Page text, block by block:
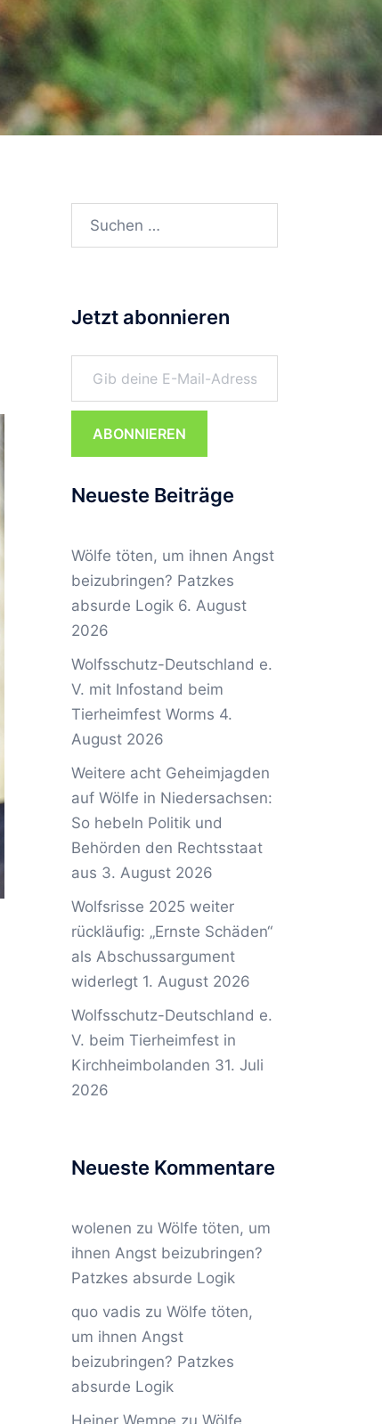
Suchen
Jetzt abonnieren
Gib deine E-Mail-Adresse ein ...
ABONNIEREN
Neueste Beiträge
Wölfe töten, um ihnen Angst
beizubringen? Patzkes
absurde Logik 6. August
2026
Wolfsschutz-Deutschland e.
V. mit Infostand beim
Tierheimfest Worms 4.
August 2026
Weitere acht Geheimjagden
auf Wölfe in Niedersachsen:
So hebeln Politik und
Behörden den Rechtsstaat
aus 3. August 2026
Wolfsrisse 2025 weiter
rückläufig: „Ernste Schäden“
als Abschussargument
widerlegt 1. August 2026
Wolfsschutz-Deutschland e.
V. beim Tierheimfest in
Kirchheimbolanden 31. Juli
2026
Neueste Kommentare
wolenen zu Wölfe töten, um
ihnen Angst beizubringen?
Patzkes absurde Logik
quo vadis zu Wölfe töten,
um ihnen Angst
beizubringen? Patzkes
absurde Logik
Heiner Wempe zu Wölfe